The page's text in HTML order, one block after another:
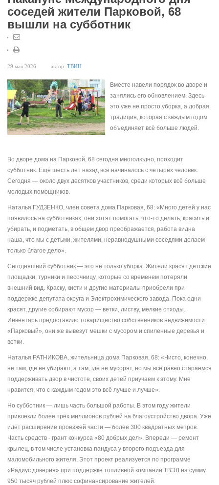
соседей жители Парковой, 68
вышли на субботник
29 мая 2026 автор ТВИН
Вместе навели порядок во дворе и
занялись его обновлением. Здесь
это уже не просто уборка, а добрая
традиция, которая с каждым годом
объединяет всё больше людей.
Во дворе дома на Парковой, 68 сегодня многолюдно, проходит
субботник. Ещё шесть лет назад всё начиналось с четырёх человек.
Сегодня — около двух десятков участников, среди которых всё больше
молодых помощников.
Наталья ГУДЗЕНКО, член совета дома Парковая, 68: «Много детей у нас
появилось на субботниках, они хотят помогать, что-то делать, красить и
убирать, и подметать, в общем двор преображается, работа видна
наша, что мы с детьми, жителями, неравнодушными соседями делаем
только благое дело».
Сегодняшний субботник — это не только уборка. Жители красят детские
площадки, турники и песочницу, которые со временем потеряли
внешний вид. Краску, кисти и другие материалы приобрели при
поддержке депутата округа и Электрохимического завода. Пока одни
красят, другие собирают мусор — ветки, листву, мелкие отходы.
Инвентарь предоставило товарищество собственников недвижимости
«Парковый», они же вывезут мешки с мусором и спиленные деревья и
ветки.
Наталья РАТНИКОВА, жительница дома Парковая, 68: «Чисто, конечно,
не там, где не убирают, а там, где не мусорят, но мы всё равно стараемся
поддерживать двор в чистоте, своих детей приучаем к этому. Мне
нравится, что с каждым годом это всё лучше и лучше».
Но субботник — лишь часть большой работы. В этом году жители
привлекли более трёх миллионов рублей на благоустройство двора. Уже
идёт расширение проезжей части — более 300 квадратных метров.
Часть средств - грант конкурса «80 добрых дел». Впереди — ремонт
крылец, в том числе установка пандуса у второго подъезда для
маломобильного жителя. Этот проект реализуется по программе
«Радиус доверия» при поддержке топливной компании ТВЭЛ на сумму
950 тысяч рублей плюс софинансирование жителей.